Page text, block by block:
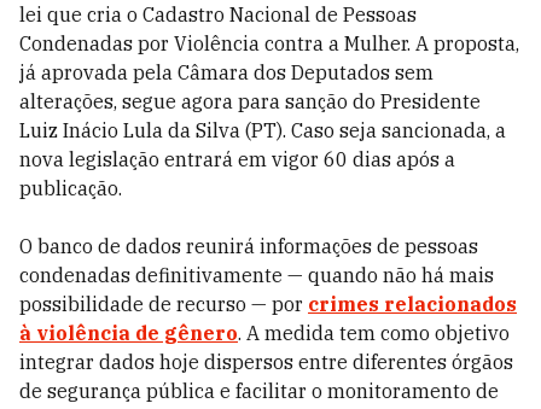
lei que cria o Cadastro Nacional de Pessoas
Condenadas por Violência contra a Mulher. A proposta,
já aprovada pela Câmara dos Deputados sem
alterações, segue agora para sanção do Presidente
Luiz Inácio Lula da Silva (PT). Caso seja sancionada, a
nova legislação entrará em vigor 60 dias após a
publicação.
O banco de dados reunirá informações de pessoas
condenadas definitivamente — quando não há mais
possibilidade de recurso — por crimes relacionados
à violência de gênero. A medida tem como objetivo
integrar dados hoje dispersos entre diferentes órgãos
de segurança pública e facilitar o monitoramento de